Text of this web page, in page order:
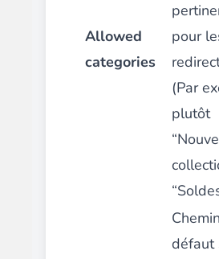
Allowed
categories
pour
(Par
plutôt
défaut